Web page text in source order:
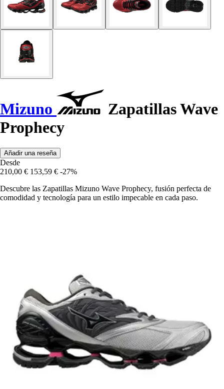
Mizuno
Zapatillas Wave
Prophecy
Añadir una reseña
Desde
210,00 € 153,59 € -27%
Descubre las Zapatillas Mizuno Wave Prophecy, fusión perfecta de
comodidad y tecnología para un estilo impecable en cada paso.